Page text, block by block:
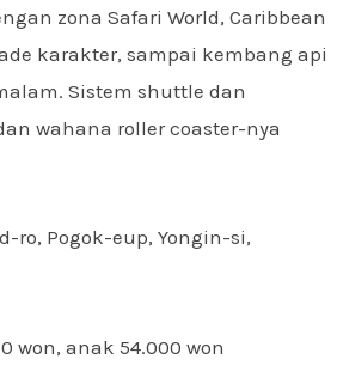
zona Safari World, Caribbean
karakter, sampai kembang api
Sistem shuttle dan
wahana roller coaster-nya
ro, Pogok-eup, Yongin-si,
won, anak 54.000 won